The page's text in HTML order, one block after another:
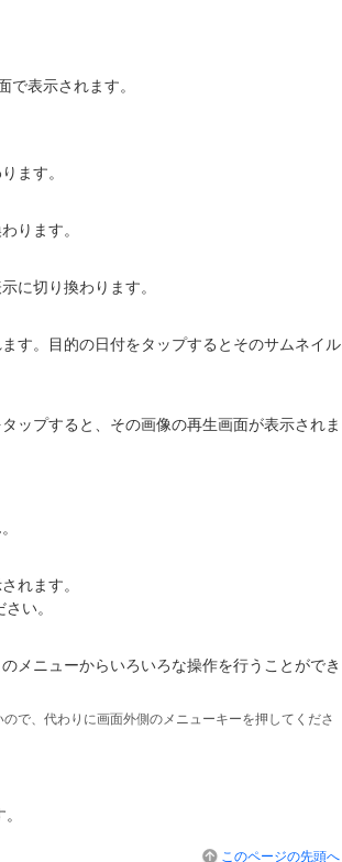
で表示されます。
ます。
ります。
に切り換わります。
す。目的の日付をタップするとそのサムネイル
ップすると、その画像の再生画面が表示されま
れます。
い。
メニューからいろいろな操作を行うことができ
ので、代わりに画面外側のメニューキーを押してくださ
このページの先頭へ